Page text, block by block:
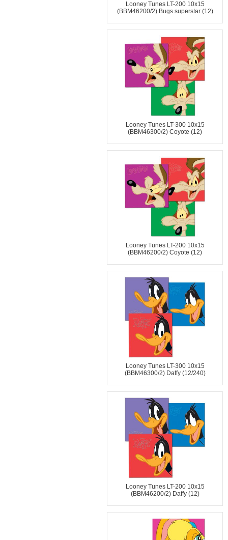
Looney Tunes LT-200 10x15
(BBM46200/2) Bugs superstar (12)
Looney Tunes LT-300 10x15
(BBM46300/2) Coyote (12)
Looney Tunes LT-200 10x15
(BBM46200/2) Coyote (12)
Looney Tunes LT-300 10x15
(BBM46300/2) Daffy (12/240)
Looney Tunes LT-200 10x15
(BBM46200/2) Daffy (12)